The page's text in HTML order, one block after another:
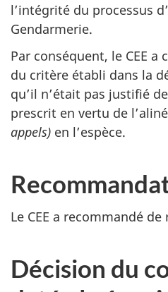
l’intégrité du processus
Gendarmerie.
Par conséquent, le CEE
du critère établi dans la
qu’il n’était pas justifié
prescrit en vertu de
appels) en l’espèce.
Le CEE a recommandé
Décision du